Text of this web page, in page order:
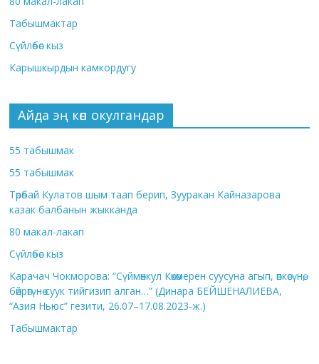
Табышмактар
Сүйлөбөс кыз
Карышкырдын камкордугу
Айда эң көп окулгандар
55 табышмак
55 табышмак
Төрөбай Кулатов шым таап берип, Зууракан Кайназарова
казак балбанын жыкканда
80 макал-лакап
Сүйлөбөс кыз
Карачач Чокморова: “Сүймөнкул Көкөмерен суусуна агып, өпкөсүнө,
бөйрөгүнө суук тийгизип алган…” (Динара БЕЙШЕНАЛИЕВА,
“Азия Ньюс” гезити, 26.07–17.08.2023-ж.)
Табышмактар